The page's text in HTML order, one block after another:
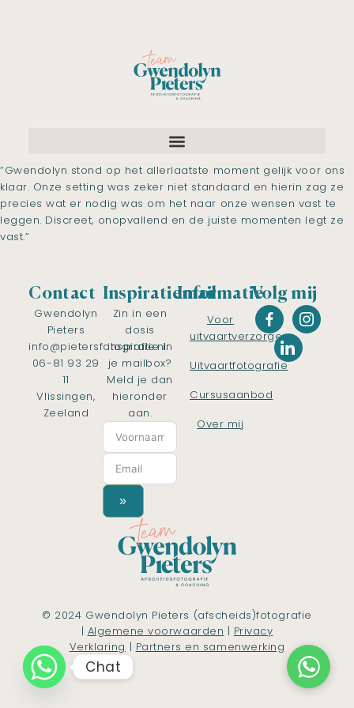
“Gwendolyn stond op het allerlaatste moment gelijk voor ons
klaar. Onze setting was zeker niet standaard en hierin zag ze
precies wat er nodig was om het naar onze wensen vast te
leggen. Discreet, onopvallend en de juiste momenten legt ze
vast.”
Contact
Gwendolyn
Pieters
info@pietersfotografie.nl
06-81 93 29
11
Vlissingen,
Zeeland
Inspiratiemail
Zin in een
dosis
inspiratie in
je mailbox?
Meld je dan
hieronder
aan.
»
Informatie
Voor
uitvaartverzorgers
Uitvaartfotografie
Cursusaanbod
Over mij
Volg mij
© 2024 Gwendolyn Pieters (afscheids)fotografie
| Algemene voorwaarden | Privacy
Verklaring | Partners en samenwerking
Chat